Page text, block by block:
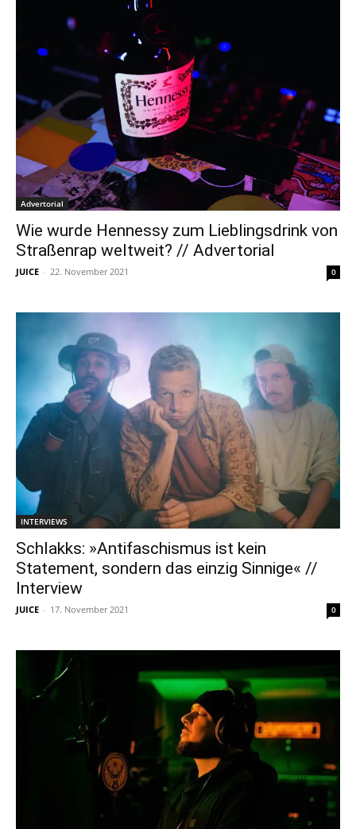
Advertorial
Wie wurde Hennessy zum Lieblingsdrink von
Straßenrap weltweit? // Advertorial
JUICE - 22. November 2021 0
INTERVIEWS
Schlakks: »Antifaschismus ist kein
Statement, sondern das einzig Sinnige« //
Interview
JUICE - 17. November 2021 0